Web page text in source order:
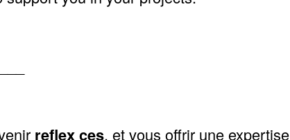
reflex ces, et vous offrir une expertise